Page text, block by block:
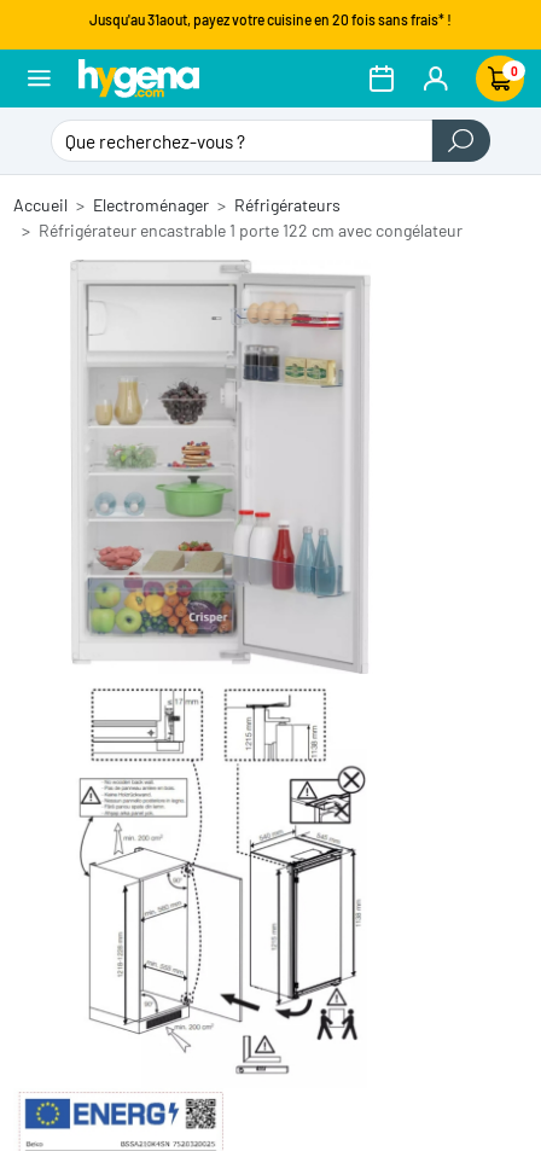
Jusqu'au 31aout, payez votre cuisine en 20 fois sans frais* !
0
Accueil Electroménager
Réfrigérateurs
Réfrigérateur encastrable 1 porte 122 cm avec congélateur